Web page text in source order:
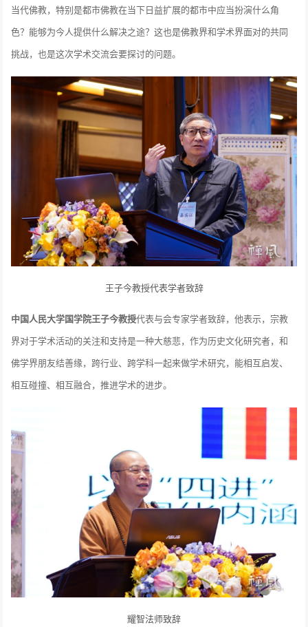
当代佛教，特别是都市佛教在当下日益扩展的都市中应当扮演什么角
色？能够为今人提供什么解决之途？这也是佛教界和学术界面对的共同
挑战，也是这次学术交流会要探讨的问题。
王子今教授代表学者致辞
中国人民大学国学院王子今教授代表与会专家学者致辞，他表示，宗教
界对于学术活动的关注和支持是一种大慈悲，作为历史文化研究者，和
佛学界朋友结善缘，跨行业、跨学科一起来做学术研究，能相互启发、
相互碰撞、相互融合，推进学术的进步。
耀智法师致辞